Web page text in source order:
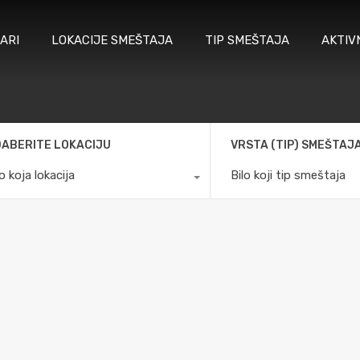
LOKACIJE SMEŠTAJA TIP SMEŠTAJA
LOKACIJU
koja lokacija
VRSTA (TIP)
Bilo koji tip smeštaja